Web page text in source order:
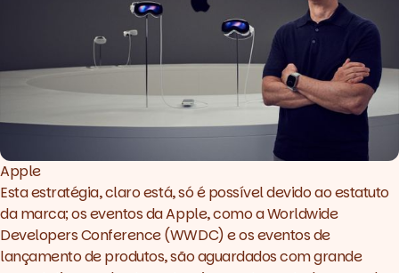
Apple
Esta estratégia, claro está, só é possível devido ao estatuto
da marca; os eventos da Apple, como a Worldwide
Developers Conference (WWDC) e os eventos de
lançamento de produtos, são aguardados com grande